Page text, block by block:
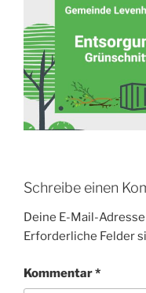
Schreibe einen
Deine E-Mail-
Erforderliche Felder
Kommentar*